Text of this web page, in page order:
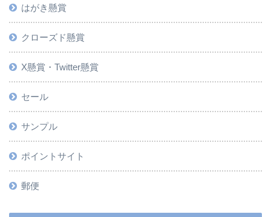
はがき懸賞
クローズド懸賞
X懸賞・Twitter懸賞
セール
サンプル
ポイントサイト
郵便